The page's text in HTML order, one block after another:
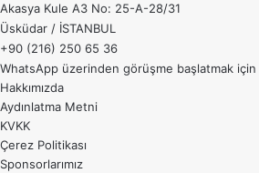
Akasya Kule A3 No: 25-A-28/31
Üsküdar / İSTANBUL
+90 (216) 250 65 36
WhatsApp üzerinden görüşme başlatmak için
Hakkımızda
Aydınlatma Metni
KVKK
Çerez Politikası
Sponsorlarımız